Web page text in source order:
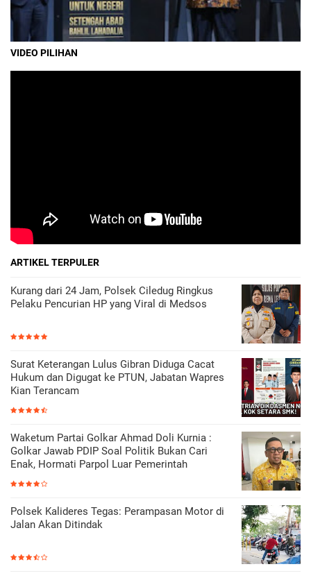
VIDEO PILIHAN
ARTIKEL TERPULER
Kurang dari 24 Jam, Polsek Ciledug Ringkus
Pelaku Pencurian HP yang Viral di Medsos
Surat Keterangan Lulus Gibran Diduga Cacat
Hukum dan Digugat ke PTUN, Jabatan Wapres
Kian Terancam
Waketum Partai Golkar Ahmad Doli Kurnia :
Golkar Jawab PDIP Soal Politik Bukan Cari
Enak, Hormati Parpol Luar Pemerintah
Polsek Kalideres Tegas: Perampasan Motor di
Jalan Akan Ditindak